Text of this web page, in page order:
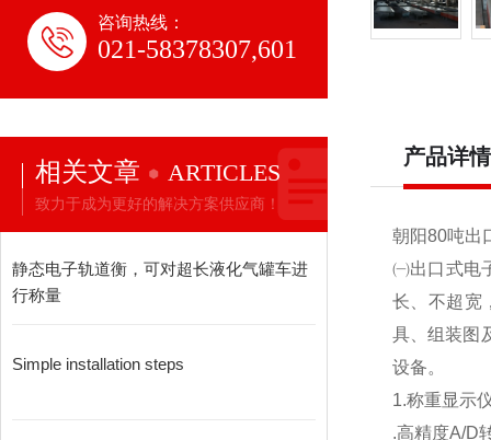
咨询热线：
021-58378307,601
相关文章 ARTICLES
致力于成为更好的解决方案供应商！
静态电子轨道衡，可对超长液化气罐车进
行称量
Simple installation steps
产品详情
朝阳80吨出
㈠出口式电
长、不超宽
具、组装图
设备。
1.称重显示
.高精度A/D